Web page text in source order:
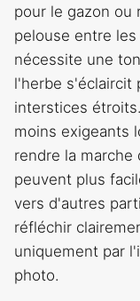
pour le gazon ou
pelouse entre
nécessite une
l'herbe s'éclaircit
interstices
moins exigeants
rendre la
peuvent plus
vers d'autres
réfléchir
uniquement par
photo.